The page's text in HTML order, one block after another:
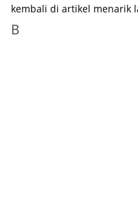
kembali di artikel menarik
B